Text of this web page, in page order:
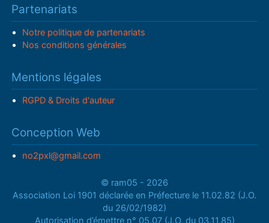
Partenariats
Notre politique de partenariats
Nos conditions générales
Mentions légales
RGPD & Droits d'auteur
Conception Web
no2pxl@gmail.com
© ram05 - 2026
Association Loi 1901 déclarée en Préfecture le 11.02.82 (J.O.
du 26/02/1982)
Autorisation d’émettre n° 05.07 (J.O. du 03.11.85)